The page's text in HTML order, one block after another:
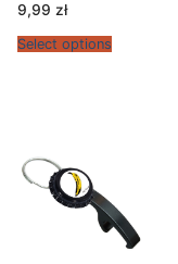
9,99 zł
Select options